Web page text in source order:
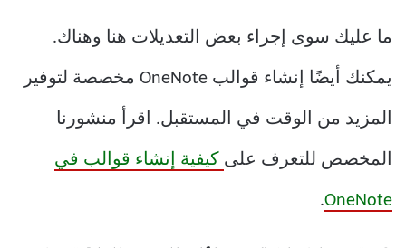
ما عليك سوى إجراء بعض التعديلات هنا وهناك.
يمكنك أيضًا إنشاء قوالب OneNote مخصصة لتوفير
المزيد من الوقت في المستقبل. اقرأ منشورنا
المخصص للتعرف على كيفية إنشاء قوالب في
OneNote
.